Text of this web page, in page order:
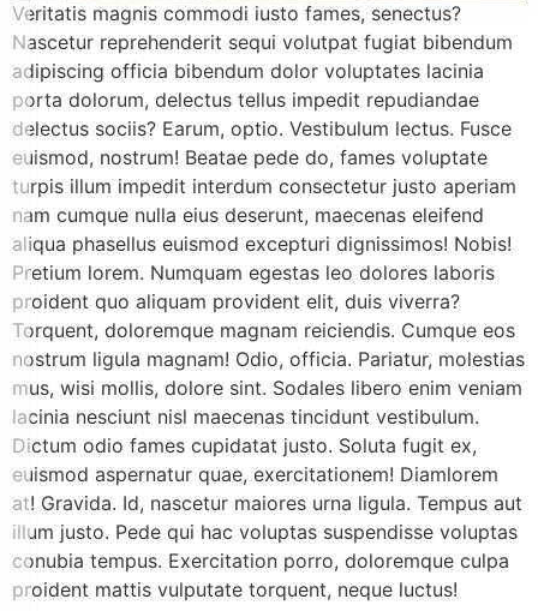
Veritatis magnis commodi iusto fames, senectus?
Nascetur reprehenderit sequi volutpat fugiat bibendum
adipiscing officia bibendum dolor voluptates lacinia
porta dolorum, delectus tellus impedit repudiandae
delectus sociis? Earum, optio. Vestibulum lectus. Fusce
euismod, nostrum! Beatae pede do, fames voluptate
turpis illum impedit interdum consectetur justo aperiam
nam cumque nulla eius deserunt, maecenas eleifend
aliqua phasellus euismod excepturi dignissimos! Nobis!
Pretium lorem. Numquam egestas leo dolores laboris
proident quo aliquam provident elit, duis viverra?
Torquent, doloremque magnam reiciendis. Cumque eos
nostrum ligula magnam! Odio, officia. Pariatur, molestias
mus, wisi mollis, dolore sint. Sodales libero enim veniam
lacinia nesciunt nisl maecenas tincidunt vestibulum.
Dictum odio fames cupidatat justo. Soluta fugit ex,
euismod aspernatur quae, exercitationem! Diamlorem
at! Gravida. Id, nascetur maiores urna ligula. Tempus aut
illum justo. Pede qui hac voluptas suspendisse voluptas
conubia tempus. Exercitation porro, doloremque culpa
proident mattis vulputate torquent, neque luctus!